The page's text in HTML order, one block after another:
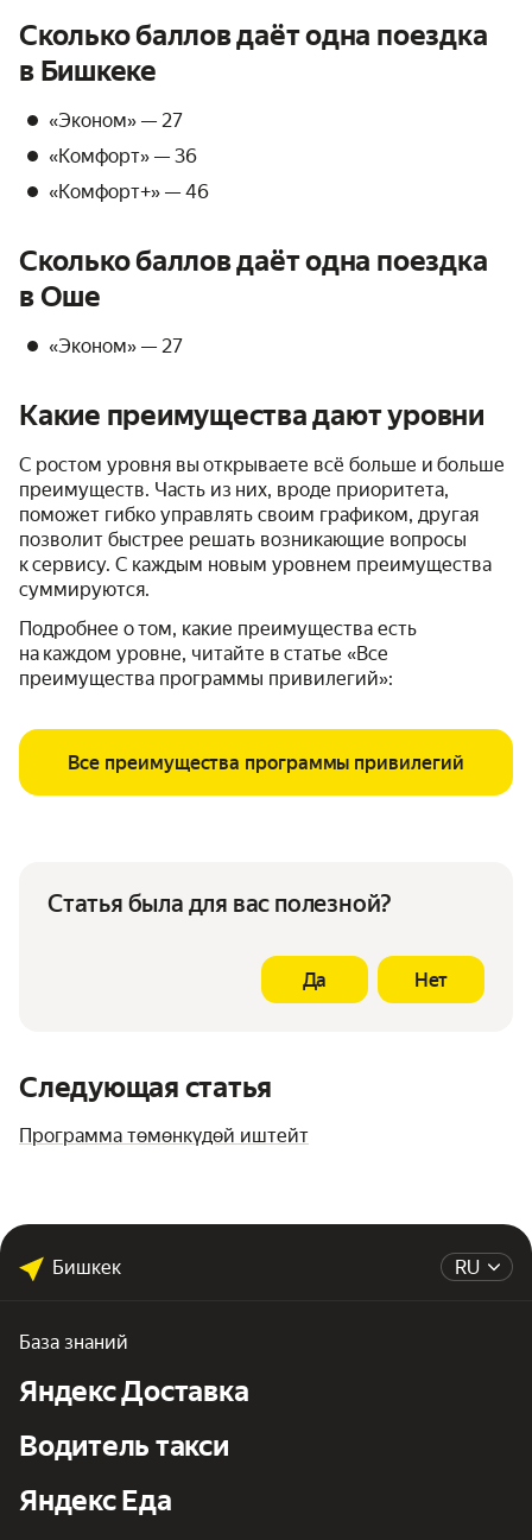
Сколько баллов даёт одна поездка
в Бишкеке
«Эконом» — 27
«Комфорт» — 36
«Комфорт+» — 46
Сколько баллов даёт одна поездка
в Оше
«Эконом» — 27
Какие преимущества дают уровни
С ростом уровня вы открываете всё больше и больше
преимуществ. Часть из них, вроде приоритета,
поможет гибко управлять своим графиком, другая
позволит быстрее решать возникающие вопросы
к сервису. С каждым новым уровнем преимущества
суммируются.
Подробнее о том, какие преимущества есть
на каждом уровне, читайте в статье «Все
преимущества программы привилегий»:
Все преимущества программы привилегий
Статья была для вас полезной?
Да Нет
Следующая статья
Программа төмөнкүдөй иштейт
RU
Бишкек
База знаний
Яндекс Доставка
Водитель такси
Яндекс Еда